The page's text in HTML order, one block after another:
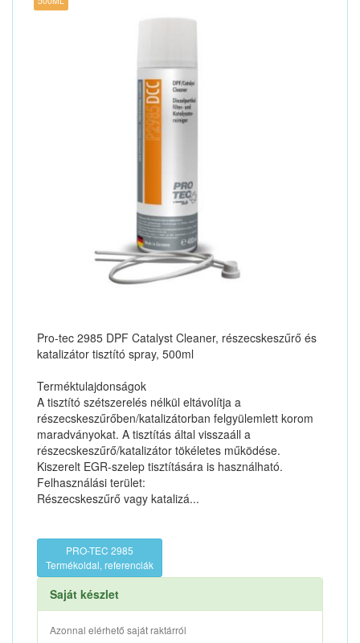
Pro-tec 2985 DPF Catalyst Cleaner, részecskeszűrő és
katalizátor tisztító spray, 500ml
Terméktulajdonságok
A tisztító szétszerelés nélkül eltávolítja a
részecskeszűrőben/katalizátorban felgyülemlett korom
maradványokat. A tisztítás által visszaáll a
részecskeszűrő/katalizátor tökéletes működése.
Kiszerelt EGR-szelep tisztítására is használható.
Felhasználási terület:
Részecskeszűrő vagy katalizá...
PRO-TEC 2985
Termékoldal, referenciák
Saját készlet
Azonnal elérhető saját raktárról